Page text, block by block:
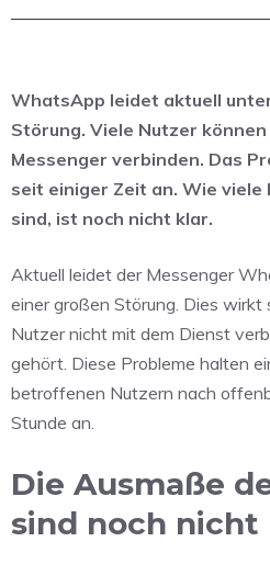
WhatsApp leidet aktuell
Störung. Viele Nutzer
Messenger verbinden. Das
seit einiger Zeit an. Wie
sind, ist noch nicht klar.
Aktuell leidet der Messenger
einer großen Störung. Dies wirkt
Nutzer nicht mit dem Dienst
gehört. Diese Probleme halten
betroffenen Nutzern nach
Stunde an.
Die Ausmaße
sind noch nicht